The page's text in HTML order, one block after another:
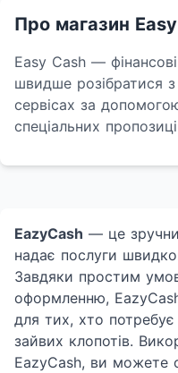
Про магазин
Easy Cash —
швидше розібратися
сервісах за
спеціальних
EazyCash — це
надає послуги
Завдяки простим
оформленню,
для тих, хто потребує
зайвих клопотів.
EazyCash, ви можете